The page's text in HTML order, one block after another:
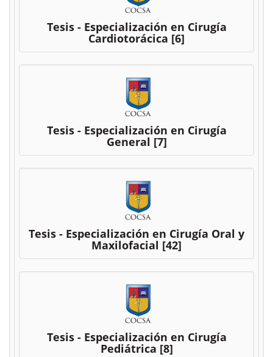
Tesis - Especialización en Cirugía
Cardiotorácica [6]
Tesis - Especialización en Cirugía
General [7]
Tesis - Especialización en Cirugía Oral y
Maxilofacial [42]
Tesis - Especialización en Cirugía
Pediátrica [8]